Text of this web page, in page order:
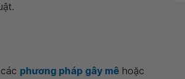
phương pháp gây mêhoặc